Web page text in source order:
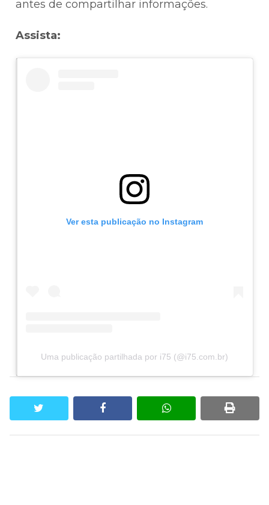
antes de compartilhar informações.
Assista:
Ver esta publicação no Instagram
Uma publicação partilhada por i75 (@i75.com.br)
facebook whatsapp print